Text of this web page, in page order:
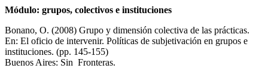
Módulo: grupos, colectivos e instituciones
Bonano, O. (2008) Grupo y dimensión colectiva de las prácticas.
En: El oficio de intervenir. Políticas de subjetivación en grupos e
instituciones. (pp. 145-155)
Buenos Aires: Sin Fronteras.